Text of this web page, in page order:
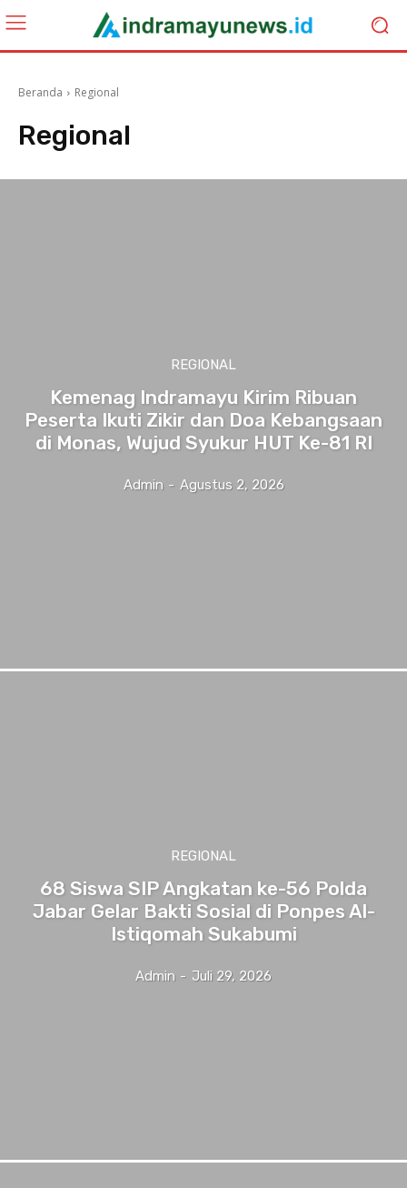
Beranda Regional
Regional
REGIONAL
Kemenag Indramayu Kirim Ribuan
Peserta Ikuti Zikir dan Doa Kebangsaan
di Monas, Wujud Syukur HUT Ke-81 RI
Admin - Agustus 2, 2026
REGIONAL
68 Siswa SIP Angkatan ke-56 Polda
Jabar Gelar Bakti Sosial di Ponpes Al-
Istiqomah Sukabumi
Admin - Juli 29, 2026